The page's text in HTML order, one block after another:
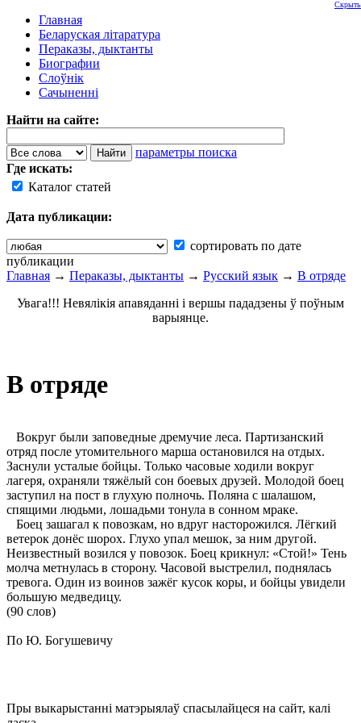
Главная
Беларуская літаратура
Пераказы, дыктанты
Биографии
Слоўнік
Сачыненні
Найти на сайте:
параметры поиска
Где искать:
Каталог статей
Дата публикации:
сортировать по дате
публикации
Скрыть
Главная → Пераказы, дыктанты → Русский язык → В отряде
Увага!!! Невялікія апавяданні і вершы пададзены ў поўным
варыянце.
В отряде
Вокруг были заповедные дремучие леса. Партизанский
отряд после утомительного марша остановился на отдых.
Заснули усталые бойцы. Только часовые ходили вокруг
лагеря, охраняли тяжёлый сон боевых друзей. Молодой боец
заступил на пост в глухую полночь. Поляна с шалашом,
спящими людьми, лошадьми тонула в сонном мраке.
Боец зашагал к повозкам, но вдруг насторожился. Лёгкий
ветерок донёс шорох. Глухо упал мешок, за ним другой.
Неизвестный возился у повозок. Боец крикнул: «Стой!» Тень
молча метнулась в сторону. Часовой выстрелил, поднялась
тревога. Один из воинов зажёг кусок коры, и бойцы увидели
большую медведицу.
(90 слов)
По Ю. Богушевичу
Пры выкарыстанні матэрыялаў спасылайцеся на сайт, калі